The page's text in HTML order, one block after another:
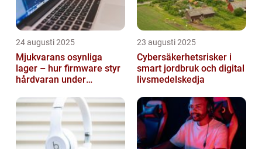
24 augusti 2025
Mjukvarans osynliga
lager – hur firmware styr
hårdvaran under
23 augusti 2025
Cybersäkerhetsrisker i
smart jordbruk och digital
livsmedelskedja